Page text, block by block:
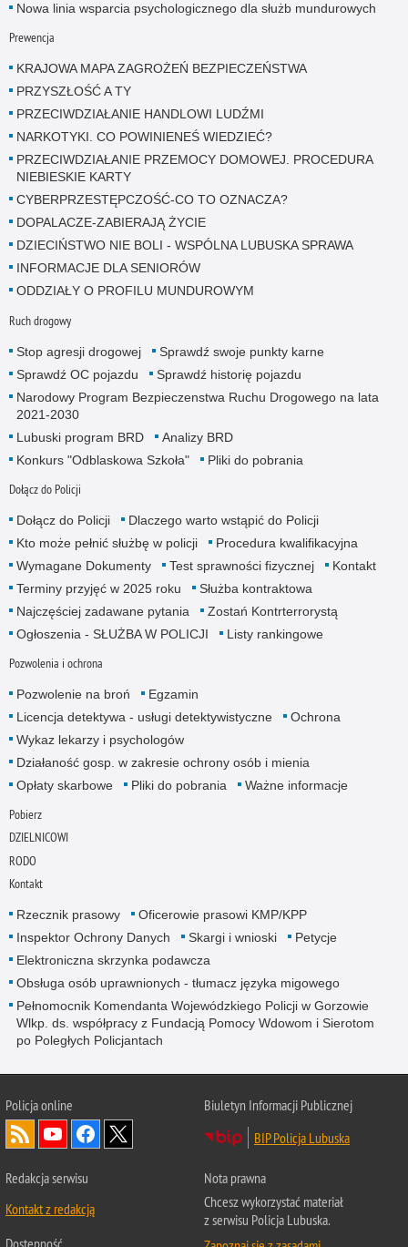
Nowa linia wsparcia psychologicznego dla służb mundurowych
Prewencja
KRAJOWA MAPA ZAGROŻEŃ BEZPIECZEŃSTWA
PRZYSZŁOŚĆ A TY
PRZECIWDZIAŁANIE HANDLOWI LUDŹMI
NARKOTYKI. CO POWINIENEŚ WIEDZIEĆ?
PRZECIWDZIAŁANIE PRZEMOCY DOMOWEJ. PROCEDURA
NIEBIESKIE KARTY
CYBERPRZESTĘPCZOŚĆ-CO TO OZNACZA?
DOPALACZE-ZABIERAJĄ ŻYCIE
DZIECIŃSTWO NIE BOLI - WSPÓLNA LUBUSKA SPRAWA
INFORMACJE DLA SENIORÓW
ODDZIAŁY O PROFILU MUNDUROWYM
Ruch drogowy
Stop agresji drogowej
Sprawdź swoje punkty karne
Sprawdź OC pojazdu
Sprawdź historię pojazdu
Narodowy Program Bezpieczenstwa Ruchu Drogowego na lata
2021-2030
Lubuski program BRD
Analizy BRD
Konkurs "Odblaskowa Szkoła"
Pliki do pobrania
Dołącz do Policji
Dołącz do Policji
Dlaczego warto wstąpić do Policji
Kto może pełnić służbę w policji
Procedura kwalifikacyjna
Wymagane Dokumenty
Test sprawności fizycznej
Kontakt
Terminy przyjęć w 2025 roku
Służba kontraktowa
Najczęściej zadawane pytania
Zostań Kontrterrorystą
Ogłoszenia - SŁUŻBA W POLICJI
Listy rankingowe
Pozwolenia i ochrona
Pozwolenie na broń
Egzamin
Licencja detektywa - usługi detektywistyczne
Ochrona
Wykaz lekarzy i psychologów
Działaność gosp. w zakresie ochrony osób i mienia
Opłaty skarbowe
Pliki do pobrania Ważne informacje
Pobierz
DZIELNICOWI
RODO
Kontakt
Rzecznik prasowy
Oficerowie prasowi KMP/KPP
Inspektor Ochrony Danych
Skargi i wnioski
Petycje
Elektroniczna skrzynka podawcza
Obsługa osób uprawnionych - tłumacz języka migowego
Pełnomocnik Komendanta Wojewódzkiego Policji w Gorzowie
Wlkp. ds. współpracy z Fundacją Pomocy Wdowom i Sierotom
po Poległych Policjantach
Policja online
Biuletyn Informacji Publicznej
BIP Policja Lubuska
Redakcja serwisu
Kontakt z redakcją
Nota prawna
Chcesz wykorzystać materiał
z serwisu Policja Lubuska.